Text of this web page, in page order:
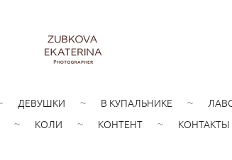
ДЕВУШКИ В КУПАЛЬНИКЕ
КОЛИ КОНТЕНТ КОНТАКТЫ